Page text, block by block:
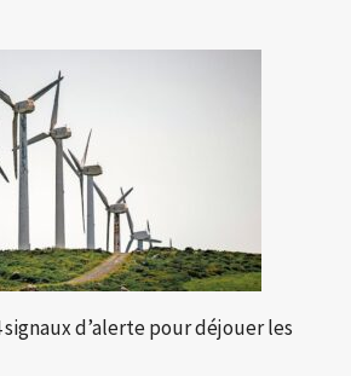
d’alerte pour déjouer les